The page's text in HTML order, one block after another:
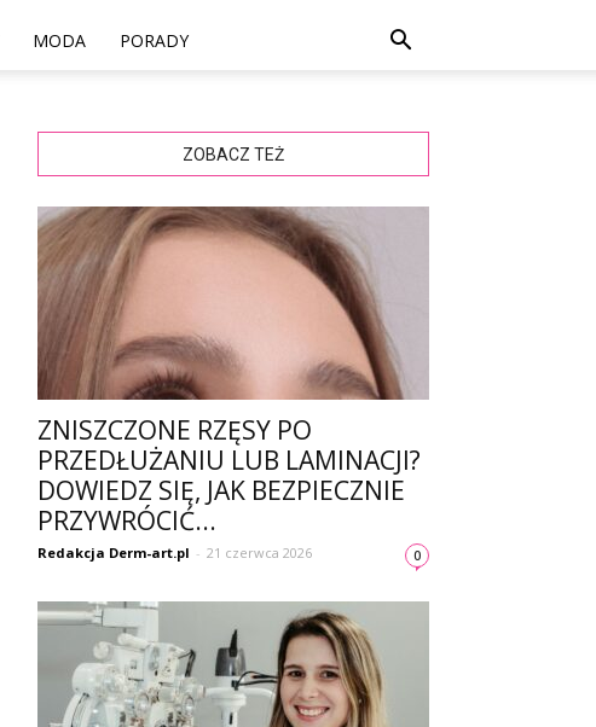
MODA PORADY
ZOBACZ TEŻ
ZNISZCZONE RZĘSY PO
PRZEDŁUŻANIU LUB LAMINACJI?
DOWIEDZ SIĘ, JAK BEZPIECZNIE
PRZYWRÓCIĆ...
Redakcja Derm-art.pl - 21 czerwca 2026 0